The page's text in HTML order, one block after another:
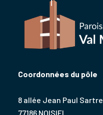
Coordonnées du pôle
8 allée Jean Paul Sartre
77186 NOISIEL